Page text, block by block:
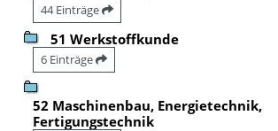
44 Einträge
51 Werkstoffkunde
6 Einträge
52 Maschinenbau, Energietechnik,
Fertigungstechnik